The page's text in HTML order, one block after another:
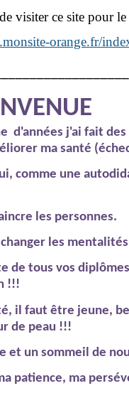
visiter ce site pour
orange.fr/
d'années j'ai fait
ma santé
comme une
les personnes.
les
de tous vos
!!!
il faut être jeune,
de peau !!!
et un sommeil de
patience, ma